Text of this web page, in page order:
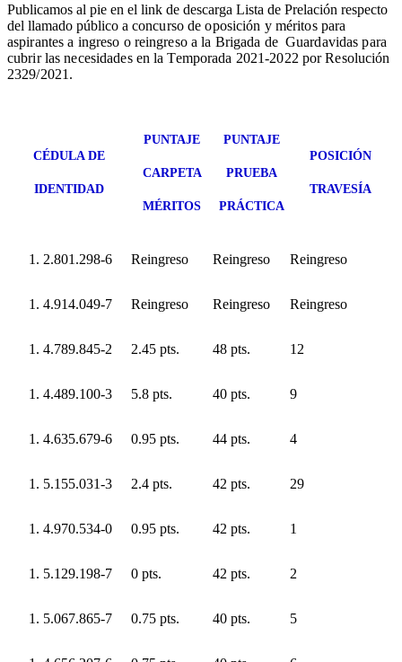
Publicamos al pie en el link de descarga Lista de Prelación respecto
del llamado público a concurso de oposición y méritos para
aspirantes a ingreso o reingreso a la Brigada de Guardavidas para
cubrir las necesidades en la Temporada 2021-2022 por Resolución
2329/2021.
CÉDULA DE
IDENTIDAD
PUNTAJE
CARPETA
MÉRITOS
PUNTAJE
PRUEBA
PRÁCTICA
POSICIÓN
TRAVESÍA
2.801.298-6 Reingreso Reingreso Reingreso
4.914.049-7 Reingreso Reingreso Reingreso
4.789.845-2 2.45 pts. 48 pts. 12
4.489.100-3 5.8 pts. 40 pts. 9
4.635.679-6 0.95 pts. 44 pts. 4
5.155.031-3 2.4 pts. 42 pts. 29
4.970.534-0 0.95 pts. 42 pts. 1
5.129.198-7 0 pts. 42 pts. 2
5.067.865-7 0.75 pts. 40 pts. 5